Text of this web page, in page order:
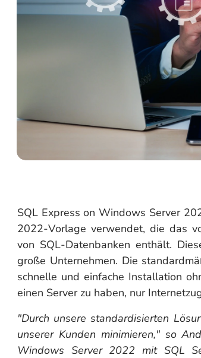
SQL Express on Windows Server
2022-Vorlage verwendet, die das
von SQL-Datenbanken enthält.
große Unternehmen. Die
schnelle und einfache Installation
einen Server zu haben, nur
"Durch unsere standardisierten
unserer Kunden minimieren," so
Windows Server 2022 mit SQL